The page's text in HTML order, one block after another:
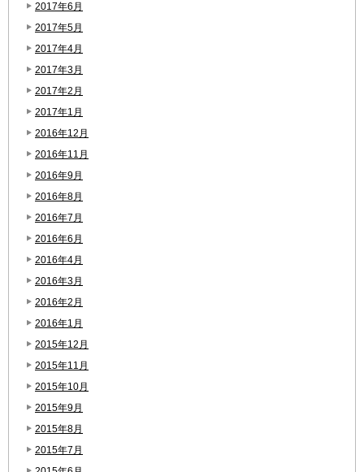
2017年6月
2017年5月
2017年4月
2017年3月
2017年2月
2017年1月
2016年12月
2016年11月
2016年9月
2016年8月
2016年7月
2016年6月
2016年4月
2016年3月
2016年2月
2016年1月
2015年12月
2015年11月
2015年10月
2015年9月
2015年8月
2015年7月